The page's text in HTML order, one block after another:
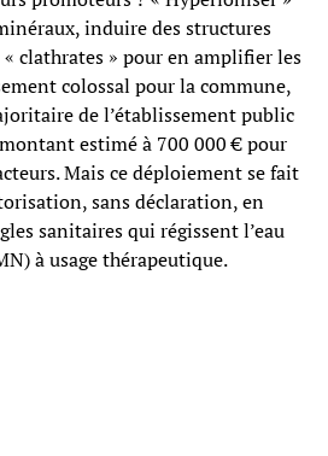
induire des structures
clathrates » pour en amplifier les
colossal pour la commune,
de l’établissement public
estimé à 700 000 € pour
Mais ce déploiement se fait
sans déclaration, en
sanitaires qui régissent l’eau
à usage thérapeutique.